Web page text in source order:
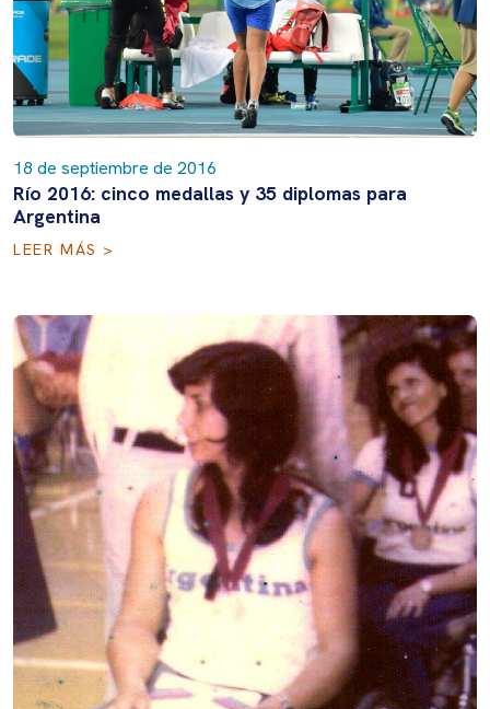
18 de septiembre de 2016
Río 2016: cinco medallas y 35 diplomas para
Argentina
LEER MÁS >